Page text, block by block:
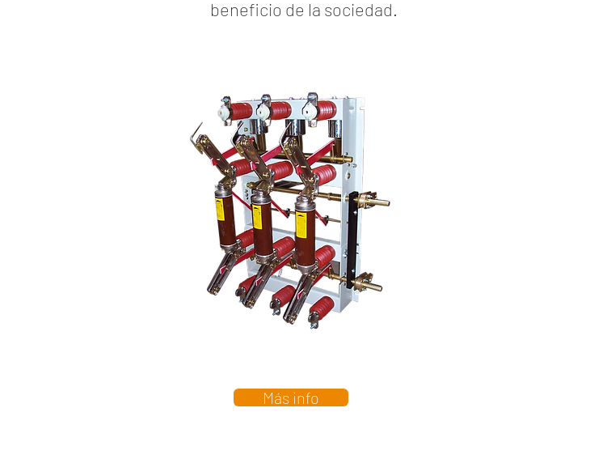
beneficio de la sociedad.
Más info